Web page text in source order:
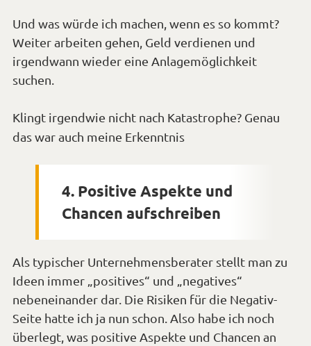
Und was würde ich machen, wenn es so kommt?
Weiter arbeiten gehen, Geld verdienen und
irgendwann wieder eine Anlagemöglichkeit
suchen.
Klingt irgendwie nicht nach Katastrophe? Genau
das war auch meine Erkenntnis
4. Positive Aspekte und
Chancen aufschreiben
Als typischer Unternehmensberater stellt man zu
Ideen immer „positives“ und „negatives“
nebeneinander dar. Die Risiken für die Negativ-
Seite hatte ich ja nun schon. Also habe ich noch
überlegt, was positive Aspekte und Chancen an